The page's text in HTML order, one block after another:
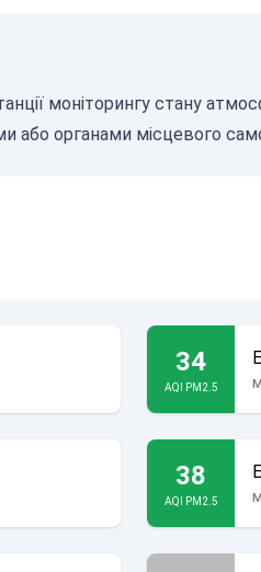
моніторингу стану
або органами місцевого
34
AQI PM2.5
38
AQI PM2.5